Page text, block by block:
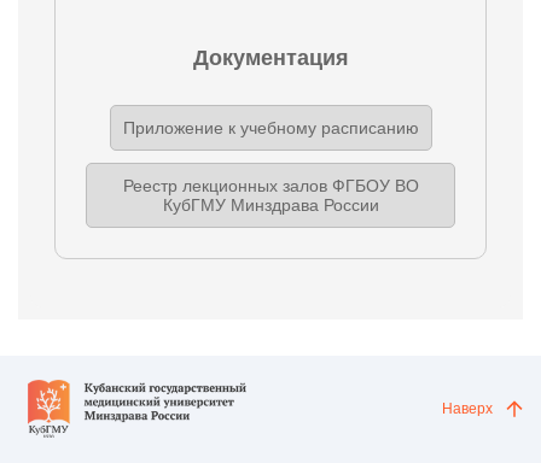
Документация
Приложение к учебному расписанию
Реестр лекционных залов ФГБОУ ВО
КубГМУ Минздрава России
Наверх